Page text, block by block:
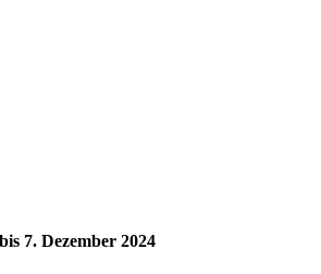
7. Dezember 2024